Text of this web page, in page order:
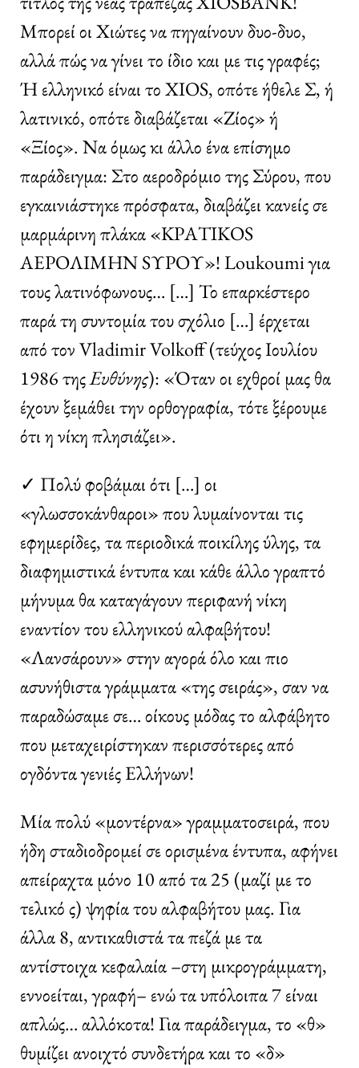
Μπορεί οι Χιώτες να πηγαίνουν δυο-δυο,
αλλά πώς να γίνει το ίδιο και με τις γραφές;
Ή ελληνικό είναι το XIOS, οπότε ήθελε Σ, ή
λατινικό, οπότε διαβάζεται «Ζίος» ή
«Ξίος». Να όμως κι άλλο ένα επίσημο
παράδειγμα: Στο αεροδρόμιο της Σύρου, που
εγκαινιάστηκε πρόσφατα, διαβάζει κανείς σε
μαρμάρινη πλάκα «ΚΡΑΤΙΚΟS
ΑΕΡΟΛΙΜΗΝ SΥΡΟΥ»! Loukoumi για
τους λατινόφωνους… […] Το επαρκέστερο
παρά τη συντομία του σχόλιο […] έρχεται
από τον Vladimir Volkoff (τεύχος Ιουλίου
1986 τηςΕυθύνης): «Όταν οι εχθροί μας θα
έχουν ξεμάθει την ορθογραφία, τότε ξέρουμε
ότι η νίκη πλησιάζει».
✓ Πολύ φοβάμαι ότι […] οι
«γλωσσοκάνθαροι» που λυμαίνονται τις
εφημερίδες, τα περιοδικά ποικίλης ύλης, τα
διαφημιστικά έντυπα και κάθε άλλο γραπτό
μήνυμα θα καταγάγουν περιφανή νίκη
εναντίον του ελληνικού αλφαβήτου!
«Λανσάρουν» στην αγορά όλο και πιο
ασυνήθιστα γράμματα «της σειράς», σαν να
παραδώσαμε σε… οίκους μόδας το αλφάβητο
που μεταχειρίστηκαν περισσότερες από
ογδόντα γενιές Ελλήνων!
Μία πολύ «μοντέρνα» γραμματοσειρά, που
ήδη σταδιοδρομεί σε ορισμένα έντυπα, αφήνει
απείραχτα μόνο 10 από τα 25 (μαζί με το
τελικό ς) ψηφία του αλφαβήτου μας. Για
άλλα 8, αντικαθιστά τα πεζά με τα
αντίστοιχα κεφαλαία –στη μικρογράμματη,
εννοείται, γραφή– ενώ τα υπόλοιπα 7 είναι
απλώς… αλλόκοτα! Για παράδειγμα, το «θ»
θυμίζει ανοιχτό συνδετήρα και το «δ»